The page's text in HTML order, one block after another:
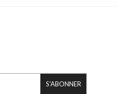
S'ABONNER